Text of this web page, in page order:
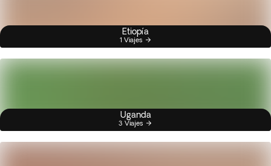
Etiopía
1 Viajes
Uganda
3 Viajes